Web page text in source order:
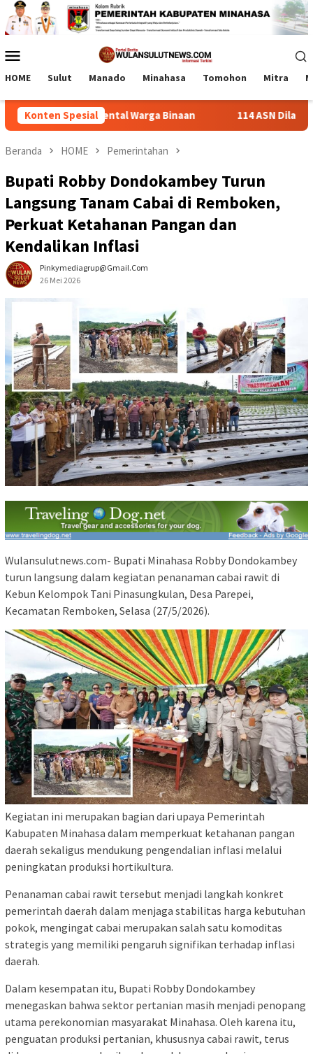
Loncat
ke
konten
Mobile
HOME Sulut Manado Minahasa Tomohon Mitra
Konten Spesial
Mental Warga Binaan 114 ASN Dilantik Bupati
Beranda HOME Pemerintahan
Bupati Robby Dondokambey Turun
Langsung Tanam Cabai di Remboken,
Perkuat Ketahanan Pangan dan
Kendalikan Inflasi
Pinkymediagrup@gmail.com
26 Mei 2026
Wulansulutnews.com- Bupati Minahasa Robby Dondokambey
turun langsung dalam kegiatan penanaman cabai rawit di
Kebun Kelompok Tani Pinasungkulan, Desa Parepei,
Kecamatan Remboken, Selasa (27/5/2026).
Kegiatan ini merupakan bagian dari upaya Pemerintah
Kabupaten Minahasa dalam memperkuat ketahanan pangan
daerah sekaligus mendukung pengendalian inflasi melalui
peningkatan produksi hortikultura.
Penanaman cabai rawit tersebut menjadi langkah konkret
pemerintah daerah dalam menjaga stabilitas harga kebutuhan
pokok, mengingat cabai merupakan salah satu komoditas
strategis yang memiliki pengaruh signifikan terhadap inflasi
daerah.
Dalam kesempatan itu, Bupati Robby Dondokambey
menegaskan bahwa sektor pertanian masih menjadi penopang
utama perekonomian masyarakat Minahasa. Oleh karena itu,
penguatan produksi pertanian, khususnya cabai rawit, terus